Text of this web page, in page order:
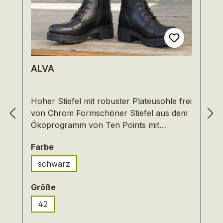
ALVA
Hoher Stiefel mit robuster Plateusohle frei
von Chrom Formschöner Stiefel aus dem
Ökoprogramm von Ten Points mit
Nähten und hoher Schnürung. Durch den
Reißverschluss an der Innenseite und die
praktischen Anziehschlaufen lassen sich
die Stiefel bequem an- und ausziehen. Das
Oberleder ist ein fein strukturiertes
Rindleder – pflanzlich gegerbt und frei von
Farbeauswählen
schwarz
Größeauswählen
42